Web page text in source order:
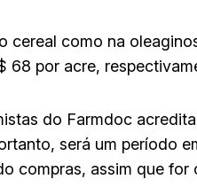
cereal como na
68 por acre,
do Farmdoc
será um período
compras, assim que